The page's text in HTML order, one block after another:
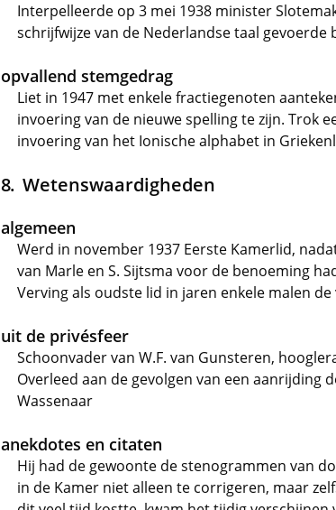
Interpelleerde op 3 mei 1938 minister
schrijfwijze van de Nederlandse taal gevoerde
opvallend stemgedrag
Liet in 1947 met enkele fractiegenoten
invoering van de nieuwe spelling te zijn. Trok
invoering van het Ionische alphabet in
Wetenswaardigheden
algemeen
Werd in november 1937 Eerste Kamerlid,
van Marle en S. Sijtsma voor de benoeming
Verving als oudste lid in jaren enkele malen
uit de privésfeer
Schoonvader van W.F. van Gunsteren,
Overleed aan de gevolgen van een aanrijding
Wassenaar
anekdotes en citaten
Hij had de gewoonte de stenogrammen van
in de Kamer niet alleen te corrigeren, maar